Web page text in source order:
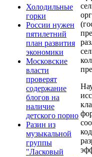
Холодильные
горки
России нужен
пятилетний
план развития
экономики
Московские
власти
проверят
содержание
блогов на
наличие
детского порно
Разин из
музыкальной
группы
"Ласковый